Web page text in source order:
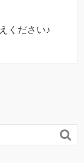
ください♪
